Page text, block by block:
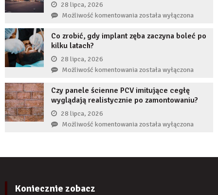
implantem?
przed
komornikiem?
28 lipca, 2026
Możliwość komentowaniaJak
wykorzystują
żeby
zwiększyć
wiarygodność
produktu?
została wyłączona
Co zrobić, gdy implant zęba zaczyna boleć po
kilku latach?
28 lipca, 2026
Możliwość komentowaniaCo
gdy
implant
zaczyna
została wyłączona
Czy panele ścienne PCV imitujące cegłę
wyglądają realistycznie po zamontowaniu?
28 lipca, 2026
Możliwość komentowaniaCzy
została wyłączona
Koniecznie zobacz